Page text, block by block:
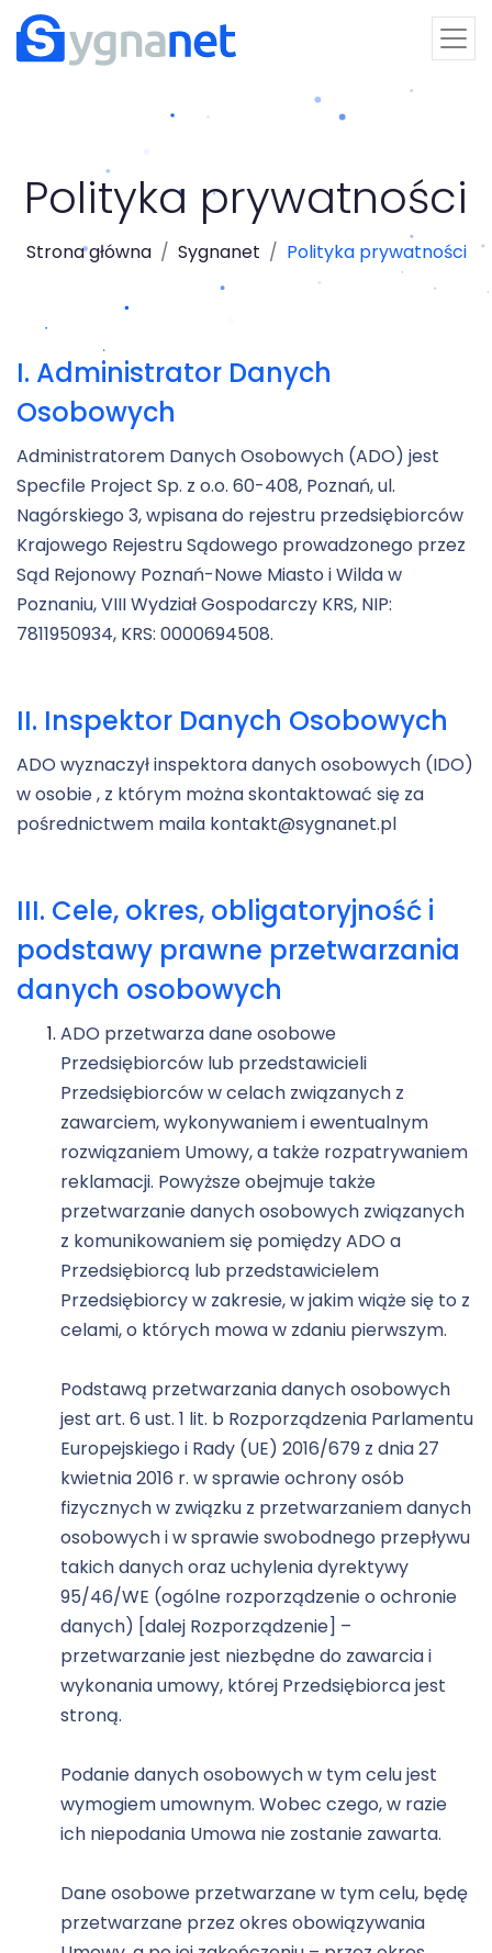
Polityka prywatności
Strona główna Sygnanet Polityka prywatności
I. Administrator Danych
Osobowych
Administratorem Danych Osobowych (ADO) jest
Specfile Project Sp. z o.o. 60-408, Poznań, ul.
Nagórskiego 3, wpisana do rejestru przedsiębiorców
Krajowego Rejestru Sądowego prowadzonego przez
Sąd Rejonowy Poznań-Nowe Miasto i Wilda w
Poznaniu, VIII Wydział Gospodarczy KRS, NIP:
7811950934, KRS: 0000694508.
II. Inspektor Danych Osobowych
ADO wyznaczył inspektora danych osobowych (IDO)
w osobie , z którym można skontaktować się za
pośrednictwem maila kontakt@sygnanet.pl
III. Cele, okres, obligatoryjność i
podstawy prawne przetwarzania
danych osobowych
ADO przetwarza dane osobowe
Przedsiębiorców lub przedstawicieli
Przedsiębiorców w celach związanych z
zawarciem, wykonywaniem i ewentualnym
rozwiązaniem Umowy, a także rozpatrywaniem
reklamacji. Powyższe obejmuje także
przetwarzanie danych osobowych związanych
z komunikowaniem się pomiędzy ADO a
Przedsiębiorcą lub przedstawicielem
Przedsiębiorcy w zakresie, w jakim wiąże się to z
celami, o których mowa w zdaniu pierwszym.
Podstawą przetwarzania danych osobowych
jest art. 6 ust. 1 lit. b Rozporządzenia Parlamentu
Europejskiego i Rady (UE) 2016/679 z dnia 27
kwietnia 2016 r. w sprawie ochrony osób
fizycznych w związku z przetwarzaniem danych
osobowych i w sprawie swobodnego przepływu
takich danych oraz uchylenia dyrektywy
95/46/WE (ogólne rozporządzenie o ochronie
danych) [dalej Rozporządzenie] –
przetwarzanie jest niezbędne do zawarcia i
wykonania umowy, której Przedsiębiorca jest
stroną.
Podanie danych osobowych w tym celu jest
wymogiem umownym. Wobec czego, w razie
ich niepodania Umowa nie zostanie zawarta.
Dane osobowe przetwarzane w tym celu, będę
przetwarzane przez okres obowiązywania